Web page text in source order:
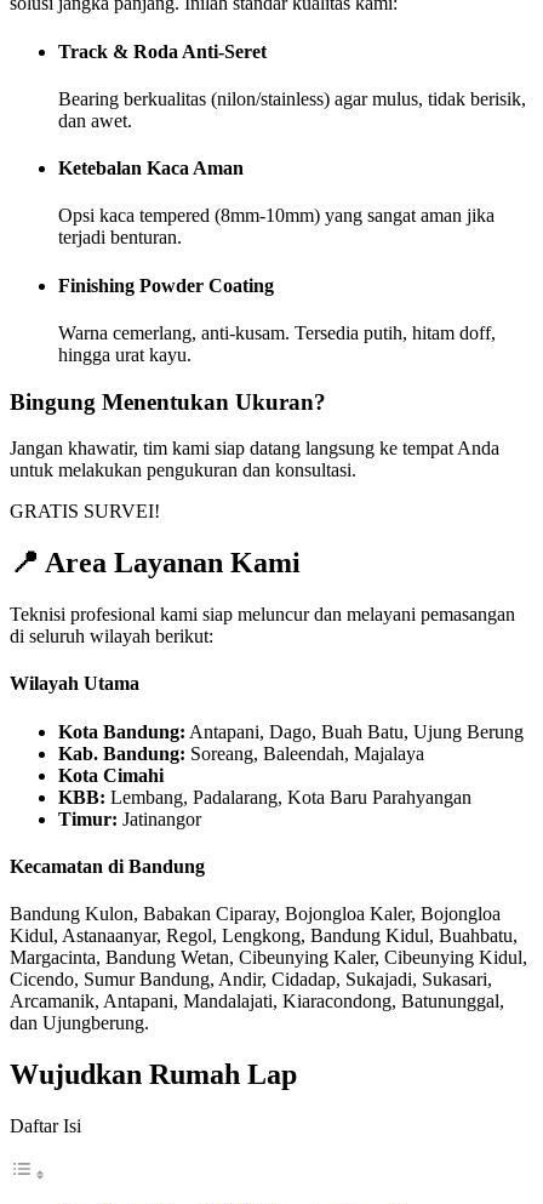
Track & Roda Anti-Seret
Bearing berkualitas (nilon/stainless) agar mulus, tidak berisik,
dan awet.
Ketebalan Kaca Aman
Opsi kaca tempered (8mm-10mm) yang sangat aman jika
terjadi benturan.
Finishing Powder Coating
Warna cemerlang, anti-kusam. Tersedia putih, hitam doff,
hingga urat kayu.
Bingung Menentukan Ukuran?
Jangan khawatir, tim kami siap datang langsung ke tempat Anda
untuk melakukan pengukuran dan konsultasi.
GRATIS SURVEI!
📍 Area Layanan Kami
Teknisi profesional kami siap meluncur dan melayani pemasangan
di seluruh wilayah berikut:
Wilayah Utama
Kota Bandung: Antapani, Dago, Buah Batu, Ujung Berung
Kab. Bandung: Soreang, Baleendah, Majalaya
Kota Cimahi
KBB: Lembang, Padalarang, Kota Baru Parahyangan
Timur: Jatinangor
Kecamatan di Bandung
Bandung Kulon, Babakan Ciparay, Bojongloa Kaler, Bojongloa
Kidul, Astanaanyar, Regol, Lengkong, Bandung Kidul, Buahbatu,
Margacinta, Bandung Wetan, Cibeunying Kaler, Cibeunying Kidul,
Cicendo, Sumur Bandung, Andir, Cidadap, Sukajadi, Sukasari,
Arcamanik, Antapani, Mandalajati, Kiaracondong, Batununggal,
dan Ujungberung.
Wujudkan Rumah Lap
Daftar Isi